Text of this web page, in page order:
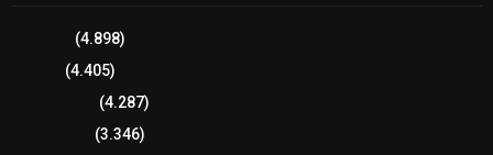
(4.898)
(4.405)
(4.287)
(3.346)